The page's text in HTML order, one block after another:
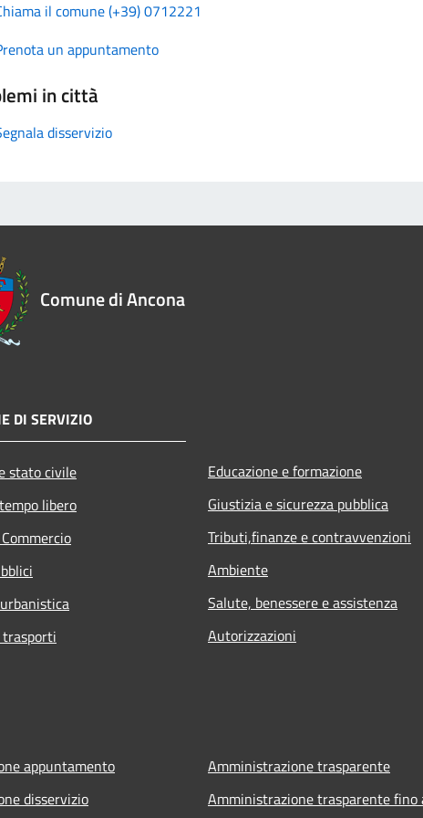
il comune (+39) 0712221
un appuntamento
in città
disservizio
Comune di Ancona
DI SERVIZIO
stato civile
libero
Educazione e formazione
Giustizia e sicurezza pubblica
Tributi,finanze e contravvenzioni
Ambiente
Salute, benessere e assistenza
Autorizzazioni
appuntamento
disservizio
Amministrazione trasparente
Amministrazione trasparente fino